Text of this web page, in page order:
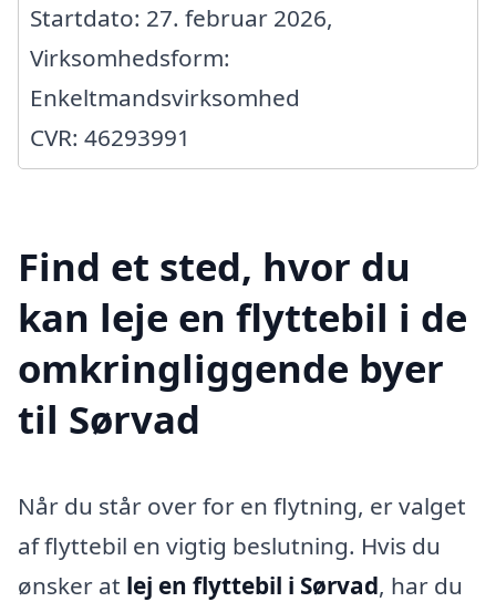
Startdato: 27. februar 2026,
Virksomhedsform:
Enkeltmandsvirksomhed
CVR: 46293991
Find et sted, hvor du
kan leje en flyttebil i de
omkringliggende byer
til Sørvad
Når du står over for en flytning, er valget
af flyttebil en vigtig beslutning. Hvis du
ønsker at lej en flyttebil i Sørvad, har du